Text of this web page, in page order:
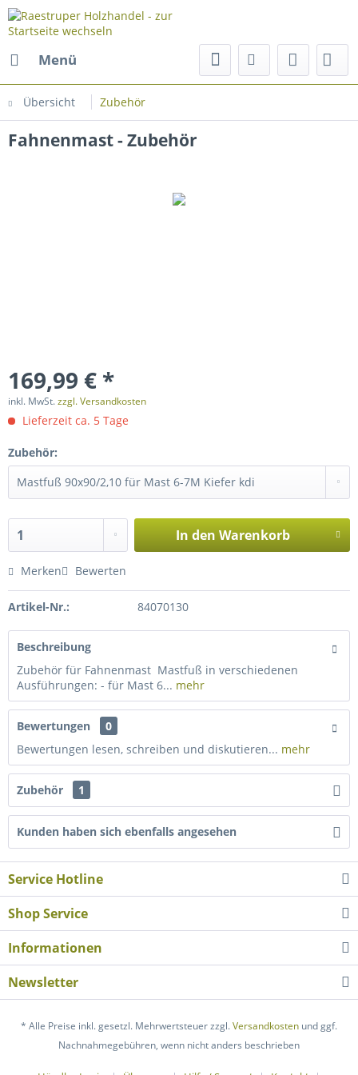
Menü
Übersicht Zubehör
Fahnenmast - Zubehör
169,99 € *
inkl. MwSt.zzgl. Versandkosten
Lieferzeit ca. 5 Tage
Zubehör:
In den Warenkorb
Merken Bewerten
Artikel-Nr.: 84070130
Beschreibung
Zubehör für Fahnenmast Mastfuß in verschiedenen
Ausführungen: - für Mast 6... mehr
Bewertungen
0
Bewertungen lesen, schreiben und diskutieren... mehr
Zubehör 1
Kunden haben sich ebenfalls angesehen
Service Hotline
Shop Service
Informationen
Newsletter
* Alle Preise inkl. gesetzl. Mehrwertsteuer zzgl.Versandkosten und ggf.
Nachnahmegebühren, wenn nicht anders beschrieben